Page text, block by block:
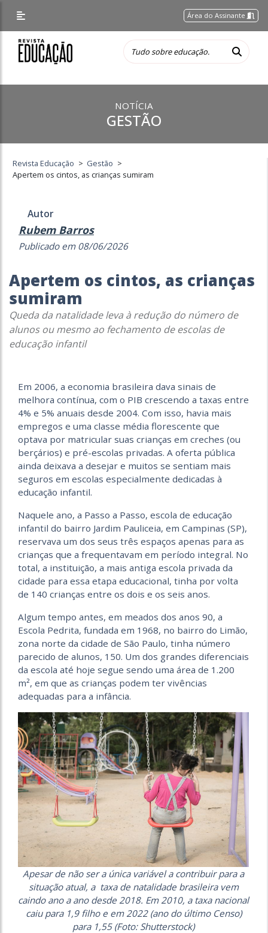
Área do Assinante
NOTÍCIA
GESTÃO
Revista Educação > Gestão >
Apertem os cintos, as crianças sumiram
Autor
Rubem Barros
Publicado em 08/06/2026
Apertem os cintos, as crianças
sumiram
Queda da natalidade leva à redução do número de
alunos ou mesmo ao fechamento de escolas de
educação infantil
Em 2006, a economia brasileira dava sinais de
melhora contínua, com o PIB crescendo a taxas entre
4% e 5% anuais desde 2004. Com isso, havia mais
empregos e uma classe média florescente que
optava por matricular suas crianças em creches (ou
berçários) e pré-escolas privadas. A oferta pública
ainda deixava a desejar e muitos se sentiam mais
seguros em escolas especialmente dedicadas à
educação infantil.
Naquele ano, a Passo a Passo, escola de educação
infantil do bairro Jardim Pauliceia, em Campinas (SP),
reservava um dos seus três espaços apenas para as
crianças que a frequentavam em período integral. No
total, a instituição, a mais antiga escola privada da
cidade para essa etapa educacional, tinha por volta
de 140 crianças entre os dois e os seis anos.
Algum tempo antes, em meados dos anos 90, a
Escola Pedrita, fundada em 1968, no bairro do Limão,
zona norte da cidade de São Paulo, tinha número
parecido de alunos, 150. Um dos grandes diferenciais
da escola até hoje segue sendo uma área de 1.200
m², em que as crianças podem ter vivências
adequadas para a infância.
Apesar de não ser a única variável a contribuir para a
situação atual, a taxa de natalidade brasileira vem
caindo ano a ano desde 2018. Em 2010, a taxa nacional
caiu para 1,9 filho e em 2022 (ano do último Censo)
para 1,55 (Foto: Shutterstock)